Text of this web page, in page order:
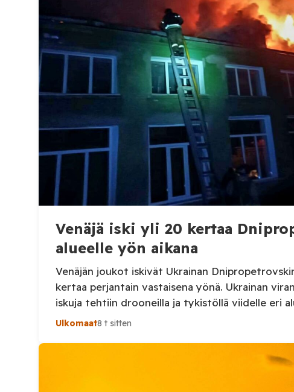
Venäjä iski yli 20 kertaa
alueelle yön aikana
Venäjän joukot iskivät Ukrainan
kertaa perjantain vastaisena yönä. Ukrainan
iskuja tehtiin drooneilla ja tykistöllä viidelle eri
Henkilövahingoilta vältyttiin. Dnipropetrovskin
elokuuta julkaisemassaan Telegram-
joukot hyökkäsivät yön aikana yli 20 kertaa
Ulkomaat8 t sitten